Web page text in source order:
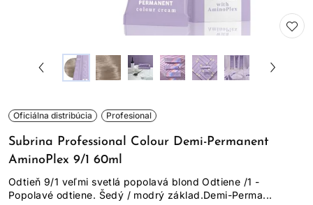
Oficiálna distribúcia Profesional
Subrina Professional Colour Demi-Permanent
AminoPlex 9/1 60ml
Odtieň 9/1 veľmi svetlá popolavá blond Odtiene /1 -
Popolavé odtiene. Šedý / modrý základ.Demi-Perma...